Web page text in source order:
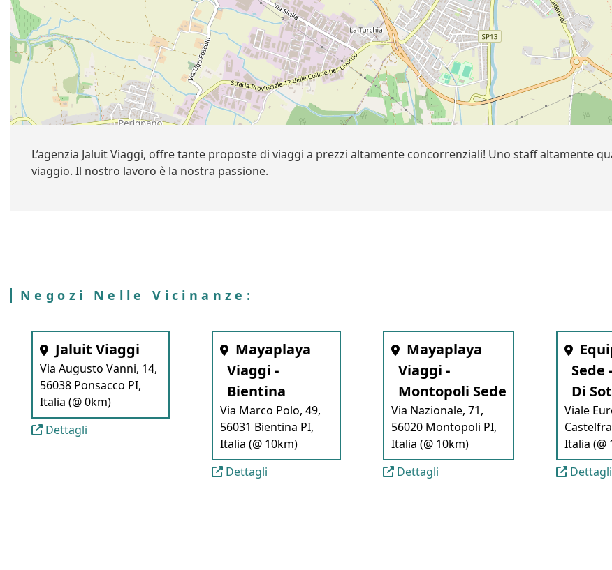
L’agenzia Jaluit Viaggi, offre tante proposte di viaggi a prezzi altamente concorrenziali! Uno staff altamente
viaggio. Il nostro lavoro è la nostra passione.
Negozi Nelle Vicinanze:
Jaluit Viaggi
Via Augusto Vanni, 14,
56038 Ponsacco PI,
Italia (@ 0km)
Dettagli
Mayaplaya
Viaggi -
Bientina
Via Marco Polo, 49,
56031 Bientina PI,
Italia (@ 10km)
Dettagli
Mayaplaya
Viaggi -
Montopoli Sede
Via Nazionale, 71,
56020 Montopoli PI,
Italia (@ 10km)
Dettagli
Sede
Di
Viale
Italia (@
Dettagli